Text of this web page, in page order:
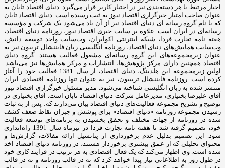
اخبار مرتبط با هر دسته‌بندی نیز در اختیار کاربر قرار می‌گیرد. دنیای اقتصاد تابان به
عنوان صاحب امتیاز خبرگزاری اقتصاد نیوز به ثبت رسیده است. دنیای اقتصاد تابان
که با نام گروه رسانه ای دنیای اقتصاد نیز از آن یاد می‌شود یک شرکت و مؤسسه
رسانه‌ای در ایران است. علاوه بر سایت خبری اقتصاد نیوز، روزنامه دنیای اقتصاد،
هفته ‌نامه تجارت فردا، شبکه اینترنتی اکوایران، وب‌سایت واحد توسعه دانش،
وب‌سایت همایش‌های دنیای اقتصاد، روزنامه انگلیسی ‌زبان فایننشال تریبون نیز به
عنوان زیرمجموعه‌های این گروه رسانه‌ای مشغول فعالیت هستند. گروه دنیای
اقتصاد همچنین دارای مرکز پژوهش‌ها، انتشارات و مرکز همایش‌ها نیز می‌باشد.
اولین زیرمجموعه این هلدینگ، دنیای اقتصاد، از سال 1381 فعالیت خود را آغاز
کرده است. روزنامه فایننشال تریبیون، نیز به عنوان تنها روزنامه اقتصادی ایران
منتشر شده به زبان انگلیسی شناخته می‌شود. مدیر مسئول خبرگزاری اقتصاد نیوز
آقای علیرضا بختیاری، مدیرعامل شرکت دنیای اقتصاد تابان است. آقای بختیاری در
توضیح و تشریح مجموعه فعالیت‌های دنیای اقتصاد بیان می‌دارند که: پس از به ثبات
رسیدن مجموعه روزنامه «دنیای اقتصاد» برای پوشش و جبران نقاط ضعف کشف
شده در روزنامه از جهات مختلف و تحقق بخشیدن به برنامه‌های توسعه فعالیت
خود، تصمیم گرفته شد تا هفته نامه تجارت فردا در تیرماه سال 1391 راه‌اندازی
شود. این تصمیم بدلیل عدم برخورداری از پتانسیل ارائه مقالات، گزارش‌ها و
محتوای تحلیلی که از عمق بیشتری برخوردار هستند، در روزنامه دنیای اقتصاد اخذ
شده است. وی اظهار می‌کند که یک فعال اقتصادی به هر ترتیب در فرآیند کاری خود
در طول روز به اطلاعاتی نیاز پیدا خواهد کرد که نه در قالب روزنامه و نه در قالب